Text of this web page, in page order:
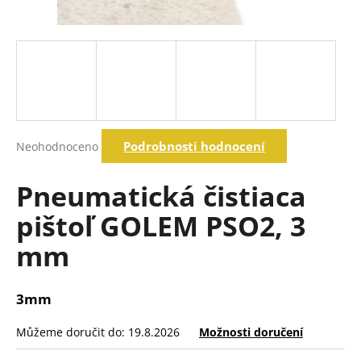
hodnocení
0,0
hvězdiček.
Neohodnoceno Podrobnosti hodnocení
Pneumatická čistiaca
pištoľ GOLEM PSO2, 3
mm
3mm
Můžeme doručit do: 19.8.2026 Možnosti doručení
j
D
o
p
r
č